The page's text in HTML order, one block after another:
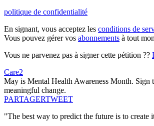
politique de confidentialité
En signant, vous acceptez les conditions de
Vous pouvez gérer vos abonnements à tout
Vous ne parvenez pas à signer cette pétition ??
Care2
May is Mental Health Awareness Month. Sign
meaningful change.
PARTAGERTWEET
"The best way to predict the future is to create